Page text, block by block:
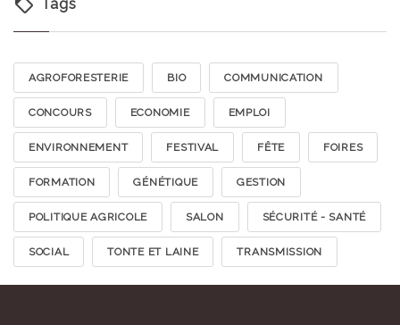
AGROFORESTERIE BIO COMMUNICATION
CONCOURS ECONOMIE EMPLOI
ENVIRONNEMENT FESTIVAL FÊTE FOIRES
FORMATION GÉNÉTIQUE GESTION
POLITIQUE AGRICOLE SALON SÉCURITÉ - SANTÉ
SOCIAL TONTE ET LAINE TRANSMISSION